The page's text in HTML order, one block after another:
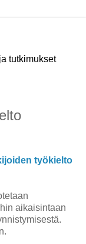
tutkimukset
työkielto
aikaisintaan